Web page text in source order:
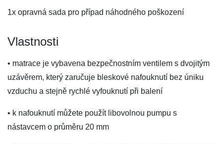
1x opravná sada pro případ náhodného poškození
Vlastnosti
• matrace je vybavena bezpečnostním ventilem s dvojitým
uzávěrem, který zaručuje bleskové nafouknutí bez úniku
vzduchu a stejně rychlé vyfouknutí při balení
• k nafouknutí můžete použít libovolnou pumpu s
nástavcem o průměru 20 mm